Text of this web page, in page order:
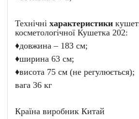
Технічні характеристики
косметологічної Кушетка 202:
♦довжина – 183 см;
♦ширина 63 см;
♦висота 75 см (не регулюється);
вага 36 кг
Країна виробник Китай